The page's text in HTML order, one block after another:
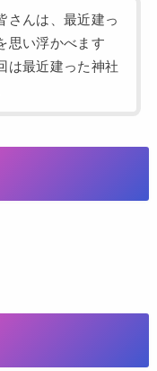
さんは、最近建っ
思い浮かべます
は最近建った神社